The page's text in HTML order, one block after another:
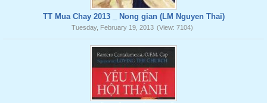
TT Mua Chay 2013 _ Nong gian (LM Nguyen Thai)
Tuesday, February 19, 2013 (View: 7104)